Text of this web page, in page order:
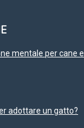
mentale per cane e
adottare un gatto?